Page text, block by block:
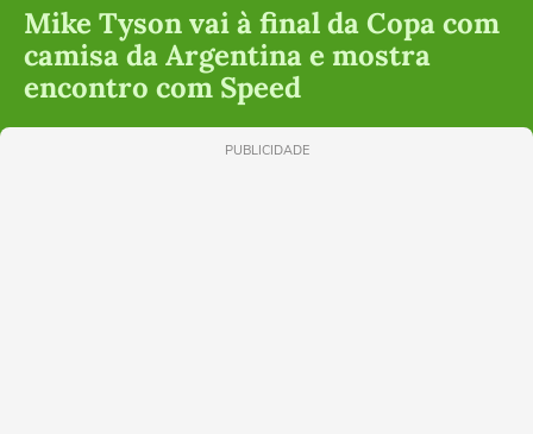
Mike Tyson vai à final da Copa com
camisa da Argentina e mostra
encontro com Speed
PUBLICIDADE